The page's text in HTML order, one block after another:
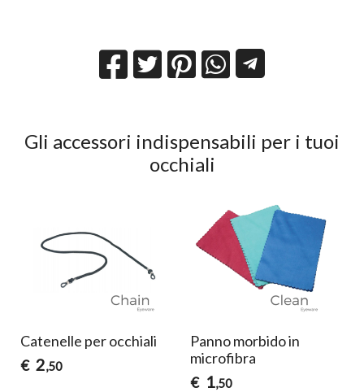
Gli accessori indispensabili per i tuoi
occhiali
Catenelle per occhiali
€ 2,50
Panno morbido in
microfibra
€ 1,50